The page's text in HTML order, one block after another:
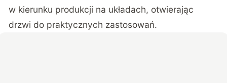
w kierunku produkcji na układach, otwierając
drzwi do praktycznych zastosowań.